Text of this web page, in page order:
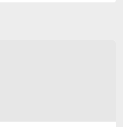
线隔开】的格式进
级英雄喜剧，一
督促下，笨拙地
吸收污染变强的